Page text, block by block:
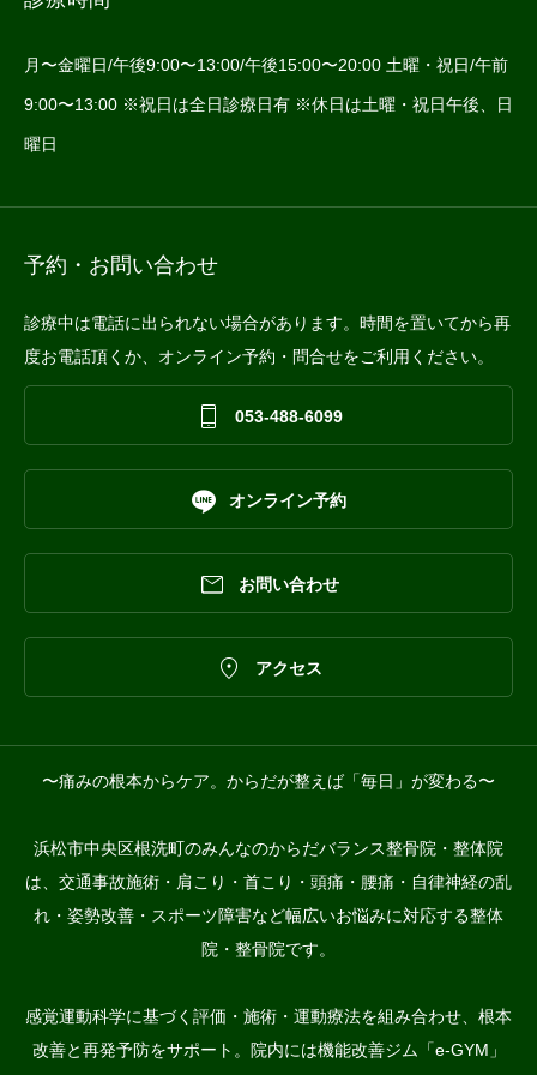
月〜金曜日/午後9:00〜13:00/午後15:00〜20:00 土曜・祝日/午前
9:00〜13:00 ※祝日は全日診療日有 ※休日は土曜・祝日午後、日
曜日
予約・お問い合わせ
診療中は電話に出られない場合があります。時間を置いてから再
度お電話頂くか、オンライン予約・問合せをご利用ください。
 053-488-6099
 オンライン予約
 お問い合わせ
 アクセス
〜痛みの根本からケア。からだが整えば「毎日」が変わる〜
浜松市中央区根洗町のみんなのからだバランス整骨院・整体院
は、交通事故施術・肩こり・首こり・頭痛・腰痛・自律神経の乱
れ・姿勢改善・スポーツ障害など幅広いお悩みに対応する整体
院・整骨院です。
感覚運動科学に基づく評価・施術・運動療法を組み合わせ、根本
改善と再発予防をサポート。院内には機能改善ジム「e-GYM」